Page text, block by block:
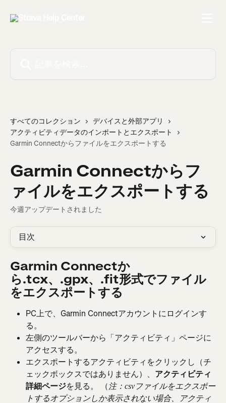
すべてのコレクション
デバイスと外部アプリ
アクティビティデータのインポートとエクスポート
Garmin Connectからファイルをエクスポートする
Garmin Connectからフ
ァイルをエクスポートする
今週アップデートされました
目次
Garmin Connectか
ら.tcx、.gpx、.fit形式でファイル
をエクスポートする
PC上で、Garmin Connectアカウントにログインす
る。
左側のツールバーから「アクティビティ」ページに
アクセスする。
エクスポートするアクティビティをクリックし（チ
ェックボックスではありません）、 アクティビティ
詳細ページを見る。 （ 注：csvファイルをエクスポー
トするオプションしか表示されない場合、アクティ